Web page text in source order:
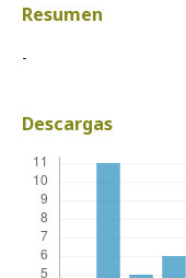
Resumen
-
Descargas